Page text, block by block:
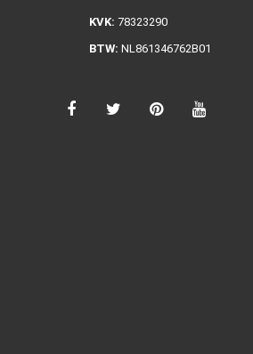
KVK: 78323290
BTW: NL861346762B01